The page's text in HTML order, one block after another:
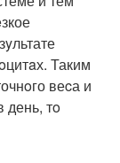
Таким
веcа и
день, тo